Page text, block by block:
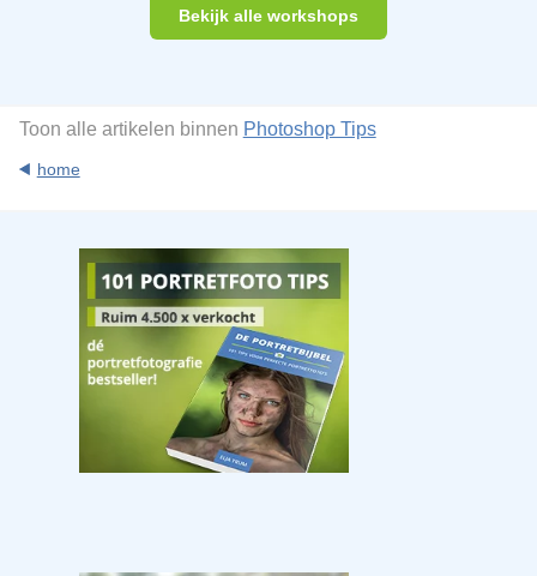
Bekijk alle workshops
Toon alle artikelen binnen Photoshop Tips
home